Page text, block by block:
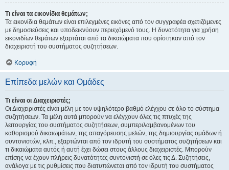
Τι είναι τα εικονίδια θεμάτων;
Τα εικονίδια θεμάτων είναι επιλεγμένες εικόνες από τον συγγραφέα σχετιζόμενες
με δημοσιεύσεις και υποδεικνύουν περιεχόμενό τους. Η δυνατότητα για χρήση
εικονιδίων θεμάτων εξαρτάται από τα δικαιώματα που ορίστηκαν από τον
διαχειριστή του συστήματος συζητήσεων.
Κορυφή
Επίπεδα μελών και Ομάδες
Τι είναι οι Διαχειριστές;
Οι Διαχειριστές είναι μέλη με τον υψηλότερο βαθμό ελέγχου σε όλο το σύστημα
συζητήσεων. Τα μέλη αυτά μπορούν να ελέγχουν όλες τις πτυχές της
λειτουργίας του συστήματος συζητήσεων, συμπεριλαμβανομένων του
καθορισμού δικαιωμάτων, της απαγόρευσης μελών, της δημιουργίας ομάδων ή
συντονιστών, κλπ., εξαρτώνται από τον ιδρυτή του συστήματος συζητήσεων και
τι δικαιώματα αυτός ή αυτή έχει δώσει στους άλλους διαχειριστές. Μπορούν
επίσης να έχουν πλήρεις δυνατότητες συντονιστή σε όλες τις Δ. Συζητήσεις,
ανάλογα με τις ρυθμίσεις που διατυπώνεται από τον ιδρυτή του συστήματος